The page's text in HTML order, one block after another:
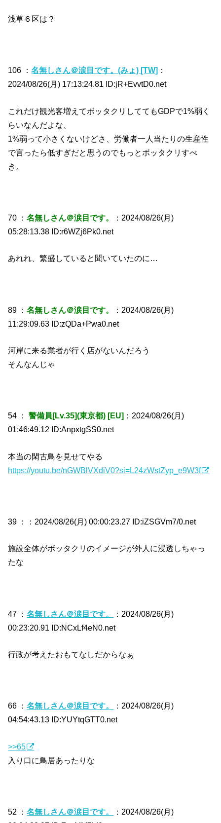
浅草６区は？
106 ：名無しさん＠涙目です。(みょ) [TW] ：
2024/08/26(月) 17:13:24.81 ID:jR+EvvtD0.net
これだけ観光客増えてボッタクリしててもGDPで1%弱く
らいなんだよな、
1%弱って小さくないけどさ、労働者一人当たりの生産性
で言ったら低すぎだと思うのでもっとボッタクリすべ
き。
70 ：名無しさん＠涙目です。
：2024/08/26(月)
05:28:13.38 ID:r6WZj6Pk0.net
あれれ、繁盛していると聞いていたのに…
89 ：名無しさん＠涙目です。
：2024/08/26(月)
11:29:09.63 ID:zQDa+Pwa0.net
河岸に来る業者が行く店がないんだろう
そんなんじゃ
54 ： 警備員[Lv.35](東京都) [EU] ：2024/08/26(月)
01:46:49.12 ID:AnpxtgSS0.net
本当の閑古鳥を見せてやる
https://youtu.be/nGWBlVXdiV0?si=L24zWstZyp_e9W3f
39 ： ：2024/08/26(月) 00:00:23.27 ID:iZSGVm7/0.net
施設全体がボッタクリのイメージが外人に浸透しちゃっ
たな
47 ：名無しさん＠涙目です。
：2024/08/26(月)
00:23:20.91 ID:NCxLf4eN0.net
行政が考えたおもてなしだからなぁ
66 ：名無しさん＠涙目です。
：2024/08/26(月)
04:54:43.13 ID:YUYtqGTT0.net
>>65
入り口に鳥居あったりな
52 ：名無しさん＠涙目です。
：2024/08/26(月)